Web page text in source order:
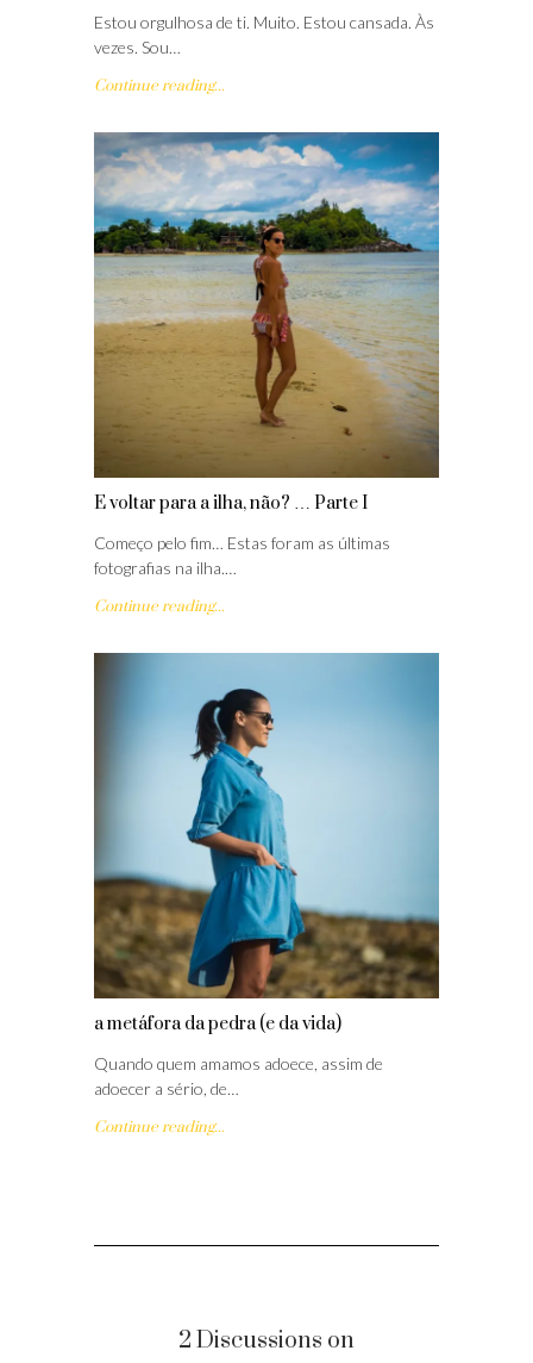
Estou orgulhosa de ti. Muito. Estou cansada. Às
vezes. Sou…
Continue reading...
E voltar para a ilha, não? … Parte I
Começo pelo fim… Estas foram as últimas
fotografias na ilha.…
Continue reading...
a metáfora da pedra (e da vida)
Quando quem amamos adoece, assim de
adoecer a sério, de…
Continue reading...
2 Discussions on